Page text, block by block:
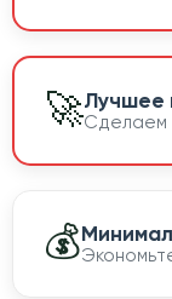
🚀Лучшее
Сделаем
💰